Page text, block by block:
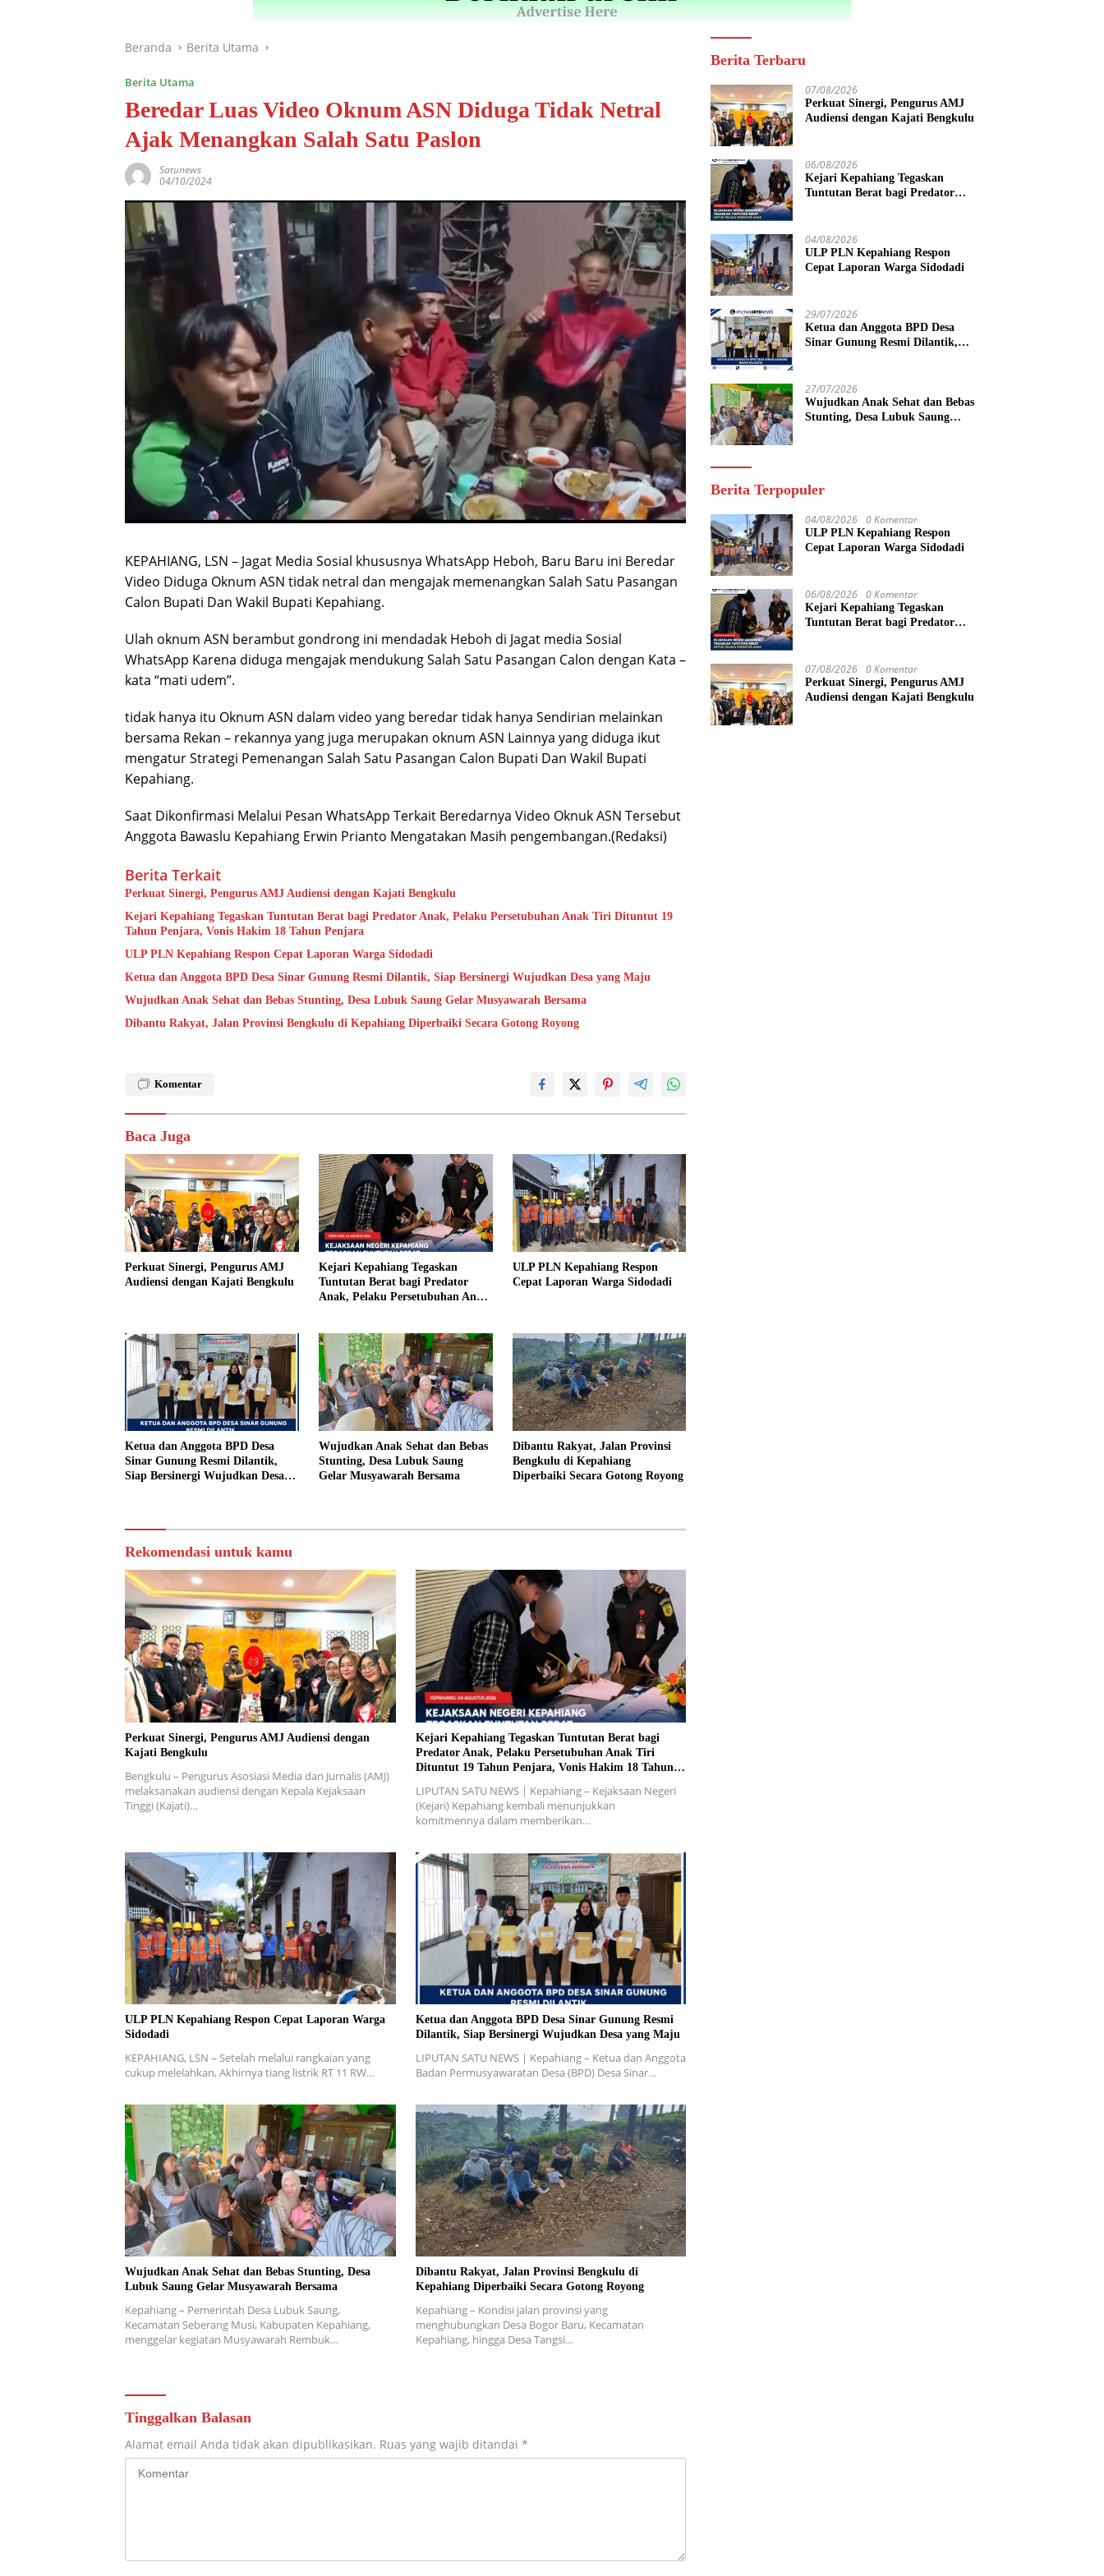
Beranda Berita Utama
Berita Utama
Beredar Luas Video Oknum ASN Diduga Tidak Netral
Ajak Menangkan Salah Satu Paslon
Satunews
04/10/2024
KEPAHIANG, LSN – Jagat Media Sosial khususnya WhatsApp Heboh, Baru Baru ini Beredar
Video Diduga Oknum ASN tidak netral dan mengajak memenangkan Salah Satu Pasangan
Calon Bupati Dan Wakil Bupati Kepahiang.
Ulah oknum ASN berambut gondrong ini mendadak Heboh di Jagat media Sosial
WhatsApp Karena diduga mengajak mendukung Salah Satu Pasangan Calon dengan Kata –
kata “mati udem”.
tidak hanya itu Oknum ASN dalam video yang beredar tidak hanya Sendirian melainkan
bersama Rekan – rekannya yang juga merupakan oknum ASN Lainnya yang diduga ikut
mengatur Strategi Pemenangan Salah Satu Pasangan Calon Bupati Dan Wakil Bupati
Kepahiang.
Saat Dikonfirmasi Melalui Pesan WhatsApp Terkait Beredarnya Video Oknuk ASN Tersebut
Anggota Bawaslu Kepahiang Erwin Prianto Mengatakan Masih pengembangan.(Redaksi)
Berita Terkait
Perkuat Sinergi, Pengurus AMJ Audiensi dengan Kajati Bengkulu
Kejari Kepahiang Tegaskan Tuntutan Berat bagi Predator Anak, Pelaku Persetubuhan Anak Tiri Dituntut 19
Tahun Penjara, Vonis Hakim 18 Tahun Penjara
ULP PLN Kepahiang Respon Cepat Laporan Warga Sidodadi
Ketua dan Anggota BPD Desa Sinar Gunung Resmi Dilantik, Siap Bersinergi Wujudkan Desa yang Maju
Wujudkan Anak Sehat dan Bebas Stunting, Desa Lubuk Saung Gelar Musyawarah Bersama
Dibantu Rakyat, Jalan Provinsi Bengkulu di Kepahiang Diperbaiki Secara Gotong Royong
Komentar
Baca Juga
Perkuat Sinergi, Pengurus AMJ
Audiensi dengan Kajati Bengkulu
Kejari Kepahiang Tegaskan
Tuntutan Berat bagi Predator
Anak, Pelaku Persetubuhan Anak
ULP PLN Kepahiang Respon
Cepat Laporan Warga Sidodadi
Ketua dan Anggota BPD Desa
Sinar Gunung Resmi Dilantik,
Siap Bersinergi Wujudkan Desa
Wujudkan Anak Sehat dan Bebas
Stunting, Desa Lubuk Saung
Gelar Musyawarah Bersama
Dibantu Rakyat, Jalan Provinsi
Bengkulu di Kepahiang
Diperbaiki Secara Gotong Royong
Rekomendasi untuk kamu
Perkuat Sinergi, Pengurus AMJ Audiensi dengan
Kajati Bengkulu
Bengkulu – Pengurus Asosiasi Media dan Jurnalis (AMJ)
melaksanakan audiensi dengan Kepala Kejaksaan
Tinggi (Kajati)…
Kejari Kepahiang Tegaskan Tuntutan Berat bagi
Predator Anak, Pelaku Persetubuhan Anak Tiri
Dituntut 19 Tahun Penjara, Vonis Hakim 18 Tahun
LIPUTAN SATU NEWS | Kepahiang – Kejaksaan Negeri
(Kejari) Kepahiang kembali menunjukkan
komitmennya dalam memberikan…
ULP PLN Kepahiang Respon Cepat Laporan Warga
Sidodadi
KEPAHIANG, LSN – Setelah melalui rangkaian yang
cukup melelahkan, Akhirnya tiang listrik RT 11 RW…
Ketua dan Anggota BPD Desa Sinar Gunung Resmi
Dilantik, Siap Bersinergi Wujudkan Desa yang Maju
LIPUTAN SATU NEWS | Kepahiang – Ketua dan Anggota
Badan Permusyawaratan Desa (BPD) Desa Sinar…
Wujudkan Anak Sehat dan Bebas Stunting, Desa
Lubuk Saung Gelar Musyawarah Bersama
Kepahiang – Pemerintah Desa Lubuk Saung,
Kecamatan Seberang Musi, Kabupaten Kepahiang,
menggelar kegiatan Musyawarah Rembuk…
Dibantu Rakyat, Jalan Provinsi Bengkulu di
Kepahiang Diperbaiki Secara Gotong Royong
Kepahiang – Kondisi jalan provinsi yang
menghubungkan Desa Bogor Baru, Kecamatan
Kepahiang, hingga Desa Tangsi…
Tinggalkan Balasan
Alamat email Anda tidak akan dipublikasikan. Ruas yang wajib ditandai *
Berita Terbaru
07/08/2026
Perkuat Sinergi, Pengurus AMJ
Audiensi dengan Kajati Bengkulu
06/08/2026
Kejari Kepahiang Tegaskan
Tuntutan Berat bagi Predator
Vonis Hakim 18 Tahun Penjara
04/08/2026
ULP PLN Kepahiang Respon
Cepat Laporan Warga Sidodadi
29/07/2026
Ketua dan Anggota BPD Desa
Sinar Gunung Resmi Dilantik,
27/07/2026
Wujudkan Anak Sehat dan Bebas
Stunting, Desa Lubuk Saung
Berita Terpopuler
04/08/2026 0 Komentar
ULP PLN Kepahiang Respon
Cepat Laporan Warga Sidodadi
06/08/2026 0 Komentar
Kejari Kepahiang Tegaskan
Tuntutan Berat bagi Predator
Vonis Hakim 18 Tahun Penjara
07/08/2026 0 Komentar
Perkuat Sinergi, Pengurus AMJ
Audiensi dengan Kajati Bengkulu